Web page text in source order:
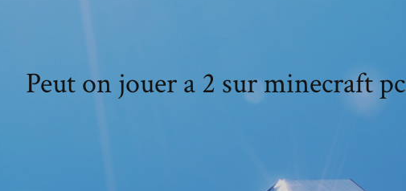
Peut on jouer a 2 sur minecraft pc